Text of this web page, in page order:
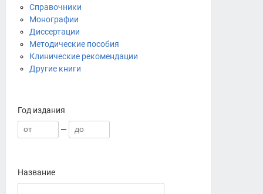
Справочники
Монографии
Диссертации
Методические пособия
Клинические рекомендации
Другие книги
Год издания
—
Название